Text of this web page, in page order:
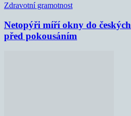
Zdravotní gramotnost
Netopýři míří okny do
před pokousáním